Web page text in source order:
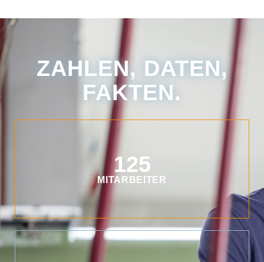
ZAHLEN, DATEN,
FAKTEN.
MITARBEITER
125